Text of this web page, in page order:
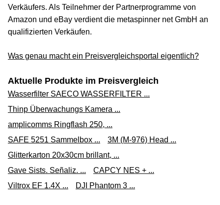
Verkäufers. Als Teilnehmer der Partnerprogramme von
Amazon und eBay verdient die metaspinner net GmbH an
qualifizierten Verkäufen.
Was genau macht ein Preisvergleichsportal eigentlich?
Aktuelle Produkte im Preisvergleich
Wasserfilter SAECO WASSERFILTER ...
Thinp Überwachungs Kamera ...
amplicomms Ringflash 250, ...
SAFE 5251 Sammelbox ...
3M (M-976) Head ...
Glitterkarton 20x30cm brillant, ...
Gave Sists. Señaliz. ...
CAPCY NES + ...
Viltrox EF 1.4X ...
DJI Phantom 3 ...